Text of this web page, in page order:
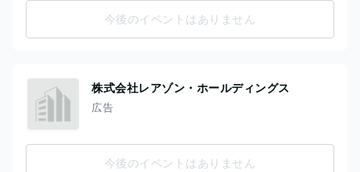
今後のイベントはありません
株式会社レアゾン・ホールディングス
広告
今後のイベントはありません